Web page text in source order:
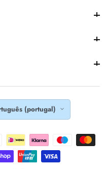
e horário
(portugal)